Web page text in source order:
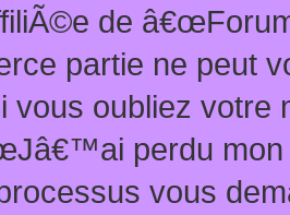
de
partie ne peut
vous oubliez votre
perdu mon
vous